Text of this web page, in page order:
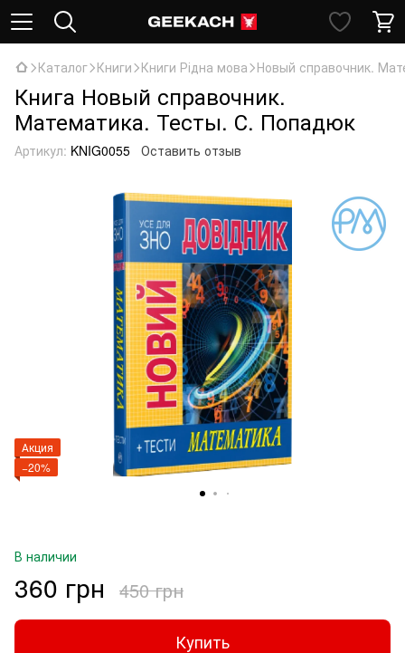
Каталог Книги Книги Рідна мова Новый справочник.
Книга Новый справочник.
Математика. Тесты. С. Попадюк
Артикул: KNIG0055 Оставить отзыв
Акция
−20%
В наличии
360 грн 450 грн
Купить